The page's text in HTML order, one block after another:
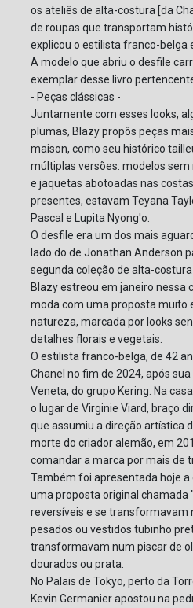
os ateliês de alta-costura [da
de roupas que transportam
explicou o estilista franco-belga
A modelo que abriu o desfile
exemplar desse livro
- Peças clássicas -
Juntamente com esses looks,
plumas, Blazy propôs peças
maison, como seu histórico
múltiplas versões: modelos
e jaquetas abotoadas nas
presentes, estavam Teyana
Pascal e Lupita Nyong'o.
O desfile era um dos mais
lado do de Jonathan Anderson
segunda coleção de alta-
Blazy estreou em janeiro nessa
moda com uma proposta muito
natureza, marcada por looks
detalhes florais e vegetais.
O estilista franco-belga, de 42
Chanel no fim de 2024, após
Veneta, do grupo Kering. Na
o lugar de Virginie Viard, braço
que assumiu a direção artística
morte do criador alemão, em
comandar a marca por mais de
Também foi apresentada hoje a
uma proposta original chamada
reversíveis e se transformavam
pesados ou vestidos tubinho
transformavam num piscar de
dourados ou prata.
No Palais de Tokyo, perto da
Kevin Germanier apostou na